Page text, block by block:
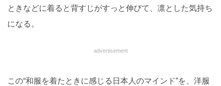
ときなどに着ると背すじがすっと伸びて、凛とした気持ち
になる。
advertisement
この“和服を着たときに感じる日本人のマインド”を、洋服